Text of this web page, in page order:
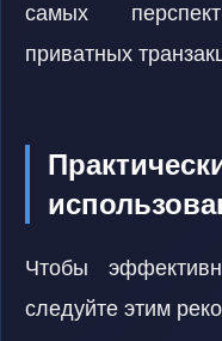
самых
приватных
Чтобы
следуйте этим